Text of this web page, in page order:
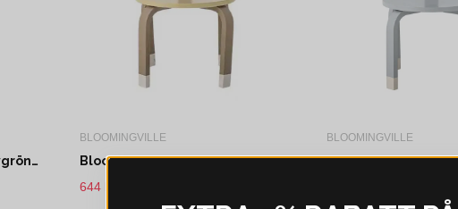
OYOY Iro Stacking Pall Olivgrön/Lera Eva-Skum
BLOOMINGVILLE
Bloomingville Marle Stol, Brun, Mdf L40xH58xW30 cm
644 kr
BLOOMINGVILLE